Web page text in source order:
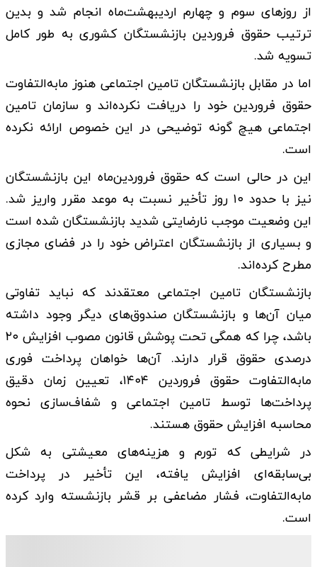
از روزهای سوم و چهارم اردیبهشت‌ماه انجام شد و بدین
ترتیب حقوق فروردین بازنشستگان کشوری به طور کامل
تسویه شد.
اما در مقابل بازنشستگان تامین اجتماعی هنوز مابه‌التفاوت
حقوق فروردین خود را دریافت نکرده‌اند و سازمان تامین
اجتماعی هیچ گونه توضیحی در این خصوص ارائه نکرده
است.
این در حالی است که حقوق فروردین‌ماه این بازنشستگان
نیز با حدود ۱۰ روز تأخیر نسبت به موعد مقرر واریز شد.
این وضعیت موجب نارضایتی شدید بازنشستگان شده است
و بسیاری از بازنشستگان اعتراض خود را در فضای مجازی
مطرح کرده‌اند.
بازنشستگان تامین اجتماعی معتقدند که نباید تفاوتی
میان آن‌ها و بازنشستگان صندوق‌های دیگر وجود داشته
باشد، چرا که همگی تحت پوشش قانون مصوب افزایش ۲۰
درصدی حقوق قرار دارند. آن‌ها خواهان پرداخت فوری
مابه‌التفاوت حقوق فروردین ۱۴۰۴، تعیین زمان دقیق
پرداخت‌ها توسط تامین اجتماعی و شفاف‌سازی نحوه
محاسبه افزایش حقوق هستند.
در شرایطی که تورم و هزینه‌های معیشتی به شکل
بی‌سابقه‌ای افزایش یافته، این تأخیر در پرداخت
مابه‌التفاوت، فشار مضاعفی بر قشر بازنشسته وارد کرده
است.